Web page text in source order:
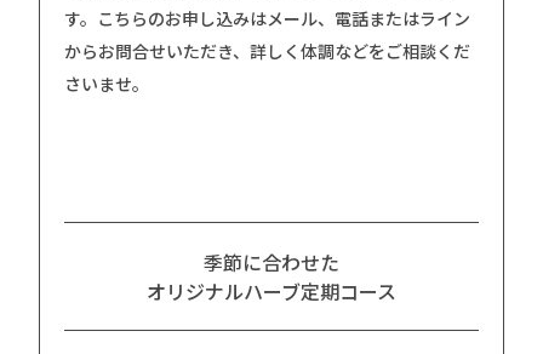
す。こちらのお申し込みはメール、電話またはライン
からお問合せいただき、詳しく体調などをご相談くだ
さいませ。
季節に合わせた
オリジナルハーブ定期コース